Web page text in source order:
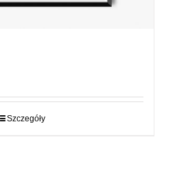
Szczegóły